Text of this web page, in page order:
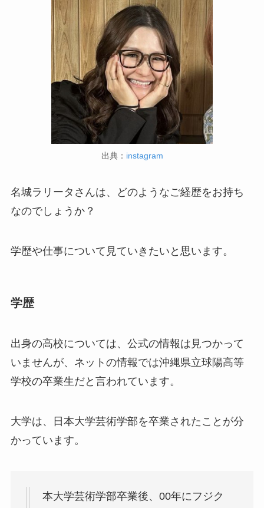
出典： instagram
名城ラリータさんは、どのようなご経歴をお持ち
なのでしょうか？
学歴や仕事について見ていきたいと思います。
学歴
出身の高校については、公式の情報は見つかって
いませんが、ネットの情報では沖縄県立球陽高等
学校の卒業生だと言われています。
大学は、日本大学芸術学部を卒業されたことが分
かっています。
本大学芸術学部卒業後、00年にフジク